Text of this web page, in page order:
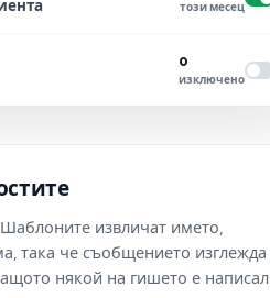
този месец
0
изключено
извличат името,
така че съобщението изглежда
някой на гишето е написал